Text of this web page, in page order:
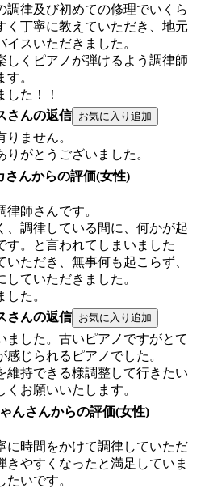
調律及び初めての修理でいくら
く丁寧に教えていただき、地元
スいただきました。
しくピアノが弾けるよう調律師
。
た！！
さんの返信
ません。
がとうございました。
さんからの評価(女性)
師さんです。
、調律している間に、何かが起
す。と言われてしまいました
ただき、無事何も起こらず、
ていただきました。
た。
さんの返信
ました。古いピアノですがとて
じられるピアノでした。
持できる様調整して行きたい
お願いいたします。
んさんからの評価(女性)
に時間をかけて調律していただ
きやすくなったと満足していま
いです。